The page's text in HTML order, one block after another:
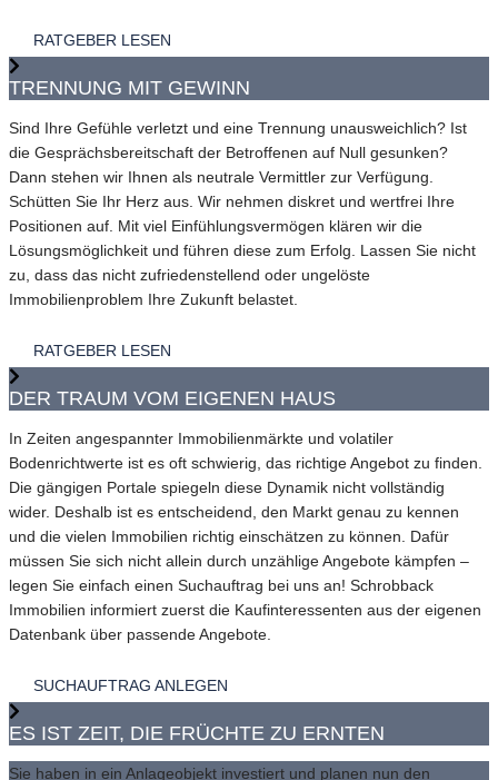
RATGEBER LESEN
TRENNUNG MIT GEWINN
Sind Ihre Gefühle verletzt und eine Trennung unausweichlich? Ist
die Gesprächsbereitschaft der Betroffenen auf Null gesunken?
Dann stehen wir Ihnen als neutrale Vermittler zur Verfügung.
Schütten Sie Ihr Herz aus. Wir nehmen diskret und wertfrei Ihre
Positionen auf. Mit viel Einfühlungsvermögen klären wir die
Lösungsmöglichkeit und führen diese zum Erfolg. Lassen Sie nicht
zu, dass das nicht zufriedenstellend oder ungelöste
Immobilienproblem Ihre Zukunft belastet.
RATGEBER LESEN
DER TRAUM VOM EIGENEN HAUS
In Zeiten angespannter Immobilienmärkte und volatiler
Bodenrichtwerte ist es oft schwierig, das richtige Angebot zu finden.
Die gängigen Portale spiegeln diese Dynamik nicht vollständig
wider. Deshalb ist es entscheidend, den Markt genau zu kennen
und die vielen Immobilien richtig einschätzen zu können. Dafür
müssen Sie sich nicht allein durch unzählige Angebote kämpfen –
legen Sie einfach einen Suchauftrag bei uns an! Schrobback
Immobilien informiert zuerst die Kaufinteressenten aus der eigenen
Datenbank über passende Angebote.
SUCHAUFTRAG ANLEGEN
ES IST ZEIT, DIE FRÜCHTE ZU ERNTEN
Sie haben in ein Anlageobjekt investiert und planen nun den